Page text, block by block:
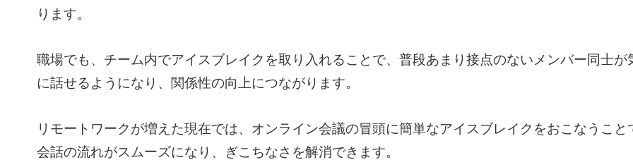
ります。
職場でも、チーム内でアイスブレイクを取り入れることで、普段あまり接点のないメンバー同士が
に話せるようになり、関係性の向上につながります。
リモートワークが増えた現在では、オンライン会議の冒頭に簡単なアイスブレイクをおこなうこと
会話の流れがスムーズになり、ぎこちなさを解消できます。